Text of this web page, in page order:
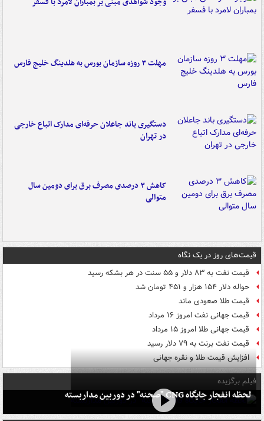
مهلت ۳ روزه سازمان بورس به هلدینگ خلیج فارس
دستگیری باند جاعلان حرفه‌ای مدارک اتباع خارجی
در تهران
کاهش ۳ درصدی مصرف برق برای دومین سال
متوالی
قیمت‌های روز در یک نگاه
قیمت نفت به ۸۳ دلار و ۵۵ سنت در هر بشکه رسید
حواله دلار ۱۵۴ هزار و ۴۵۱ تومان شد
قیمت طلا صعودی ماند
قیمت جهانی نفت امروز ۱۶ مرداد
قیمت جهانی طلا امروز ۱۵ مرداد
قیمت نفت برنت به ۷۹ دلار رسید
افزایش قیمت طلا و نقره جهانی
فیلم برگزیده
لحظه انفجار جایگاه CNG "صحنه" در دوربین مداربسته